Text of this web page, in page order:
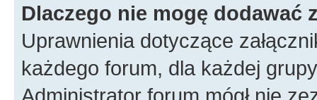
Dlaczego nie mogę dodawać
Uprawnienia dotyczące
każdego forum, dla każdej
Administrator forum mógł nie